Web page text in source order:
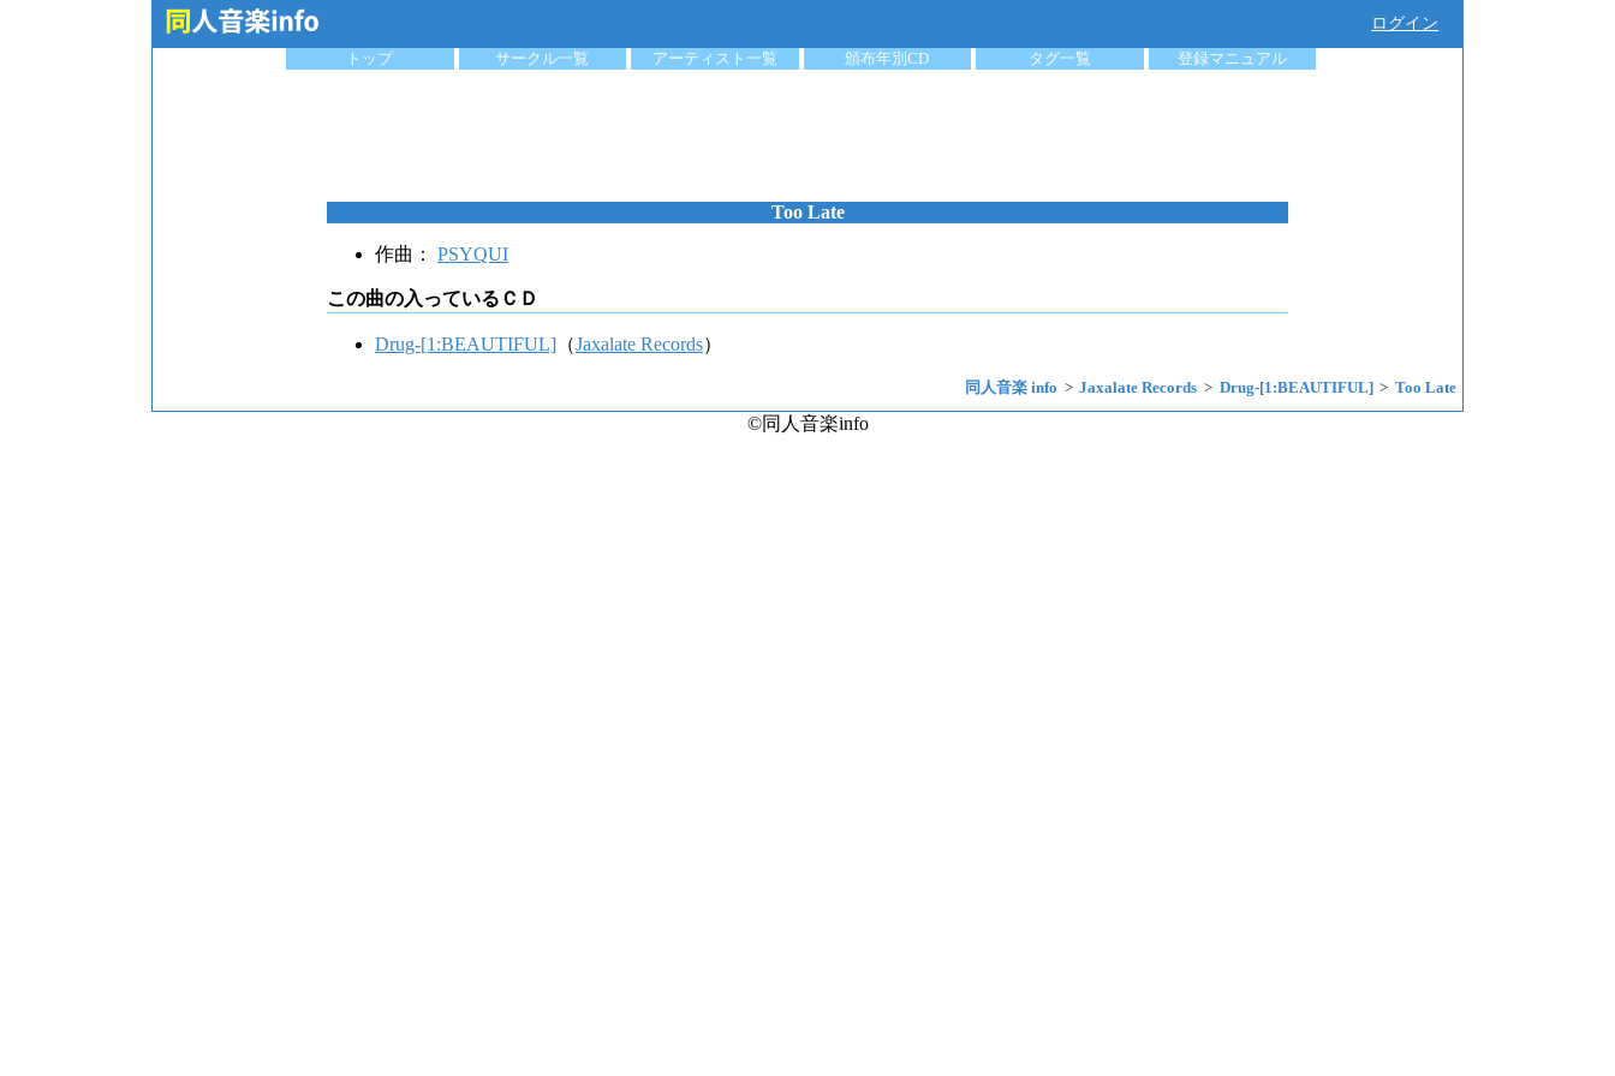
ログイン
トップ
サークル一覧 アーティスト一覧 頒布年別CD タグ一覧 登録マニュアル
Too Late
作曲： PSYQUI
この曲の入っているＣＤ
Drug-[1:BEAUTIFUL] （Jaxalate Records）
同人音楽 info Jaxalate Records Drug-[1:BEAUTIFUL] Too Late
©同人音楽info